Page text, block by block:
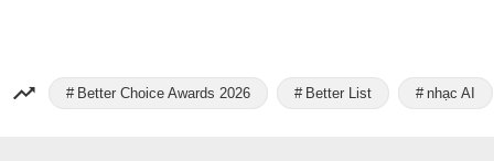
Better Choice Awards 2026 Better List nhạc AI